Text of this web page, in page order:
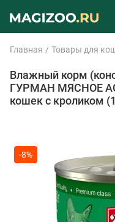
Главная Товары для
Влажный корм
ГУРМАН МЯСНОЕ
кошек с кроликом
-8%